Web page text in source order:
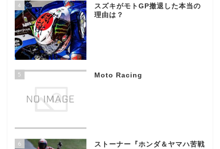
4
スズキがモトGP撤退した本当の
理由は？
5 Moto Racing
6
ストーナー『ホンダ＆ヤマハ苦戦